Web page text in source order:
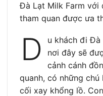
Đà Lạt Milk Farm với
tham quan được ưa
D
u khách đi Đà
nơi đây sẽ
cảnh cánh
quanh, có những
cối xay khổng lồ.